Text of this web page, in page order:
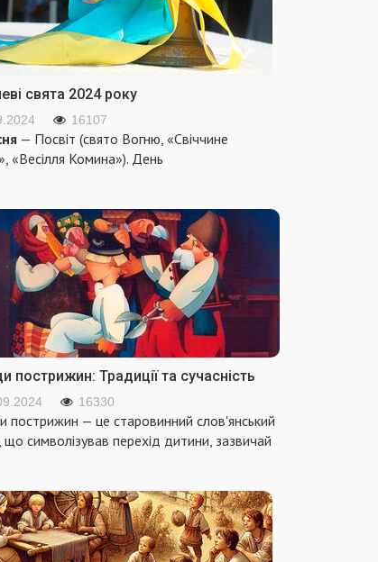
свята 2024 року
16107
— Посвіт (свято Вогню, «Свіччине
«Весілля Комина»). День
пострижин: Традиції та сучасність
16330
пострижин — це старовинний слов'янський
символізував перехід дитини, зазвичай